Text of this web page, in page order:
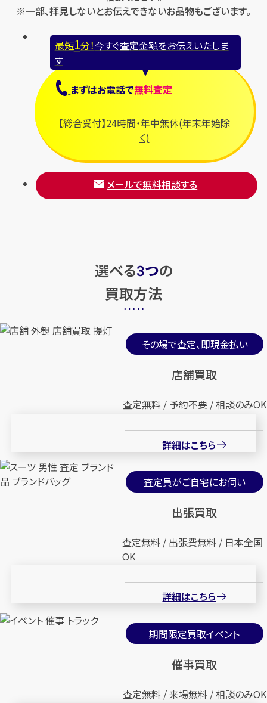
※一部、拝見しないとお伝えできないお品物もございます。
最短1分！今すぐ査定金額をお伝えいたしま
す
まずはお電話で無料査定
【総合受付】24時間・年中無休(年末年始除
く)
メールで無料相談する
選べる3つの
買取方法
その場で査定、即現金払い
店舗買取
査定無料 / 予約不要 / 相談のみOK
詳細はこちら
査定員がご自宅にお伺い
出張買取
査定無料 / 出張費無料 / 日本全国
OK
詳細はこちら
期間限定買取イベント
催事買取
査定無料 / 来場無料 / 相談のみOK